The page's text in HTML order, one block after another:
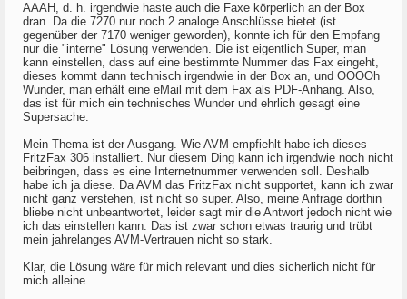
AAAH, d. h. irgendwie haste auch die Faxe körperlich an der Box
dran. Da die 7270 nur noch 2 analoge Anschlüsse bietet (ist
gegenüber der 7170 weniger geworden), konnte ich für den Empfang
nur die "interne" Lösung verwenden. Die ist eigentlich Super, man
kann einstellen, dass auf eine bestimmte Nummer das Fax eingeht,
dieses kommt dann technisch irgendwie in der Box an, und OOOOh
Wunder, man erhält eine eMail mit dem Fax als PDF-Anhang. Also,
das ist für mich ein technisches Wunder und ehrlich gesagt eine
Supersache.
Mein Thema ist der Ausgang. Wie AVM empfiehlt habe ich dieses
FritzFax 306 installiert. Nur diesem Ding kann ich irgendwie noch nicht
beibringen, dass es eine Internetnummer verwenden soll. Deshalb
habe ich ja diese. Da AVM das FritzFax nicht supportet, kann ich zwar
nicht ganz verstehen, ist nicht so super. Also, meine Anfrage dorthin
bliebe nicht unbeantwortet, leider sagt mir die Antwort jedoch nicht wie
ich das einstellen kann. Das ist zwar schon etwas traurig und trübt
mein jahrelanges AVM-Vertrauen nicht so stark.
Klar, die Lösung wäre für mich relevant und dies sicherlich nicht für
mich alleine.